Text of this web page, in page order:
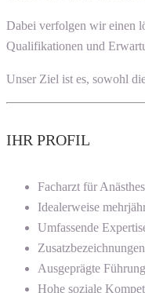
Dabei verfolgen wir einen
Qualifikationen und
Unser Ziel ist es, sowohl
IHR PROFIL
Facharzt für
Idealerweise
Umfassende
Ausgeprägte
Hohe soziale